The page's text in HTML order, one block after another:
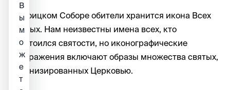
В Троицком Соборе обители хранится икона Всех
Святых. Нам неизвестны имена всех, кто
удостоился святости, но иконографические
изображения включают образы множества святых,
канонизированных Церковью.
В
ы
м
о
ж
е
т